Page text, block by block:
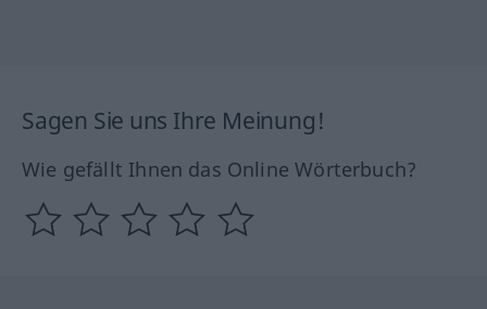
Sagen Sie uns Ihre Meinung!
Wie gefällt Ihnen das Online Wörterbuch?